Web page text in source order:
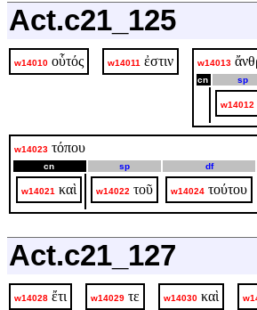
Act.c21_125
w14010 οὗτός w14011 ἐστιν w14013
cn sp
w14012
w14023 τόπου
cn sp df
w14021 καὶ w14022 τοῦ w14024 τούτου
Act.c21_127
w14028 ἔτι w14029 τε w14030 καὶ